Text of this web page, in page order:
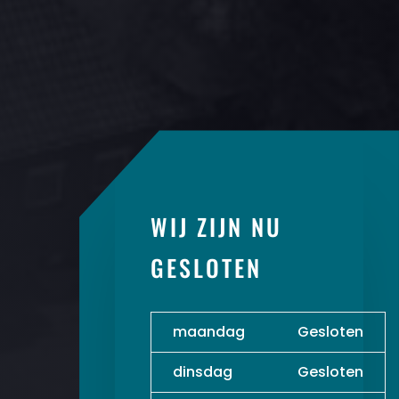
WIJ ZIJN NU
GESLOTEN
maandag
Gesloten
dinsdag
Gesloten